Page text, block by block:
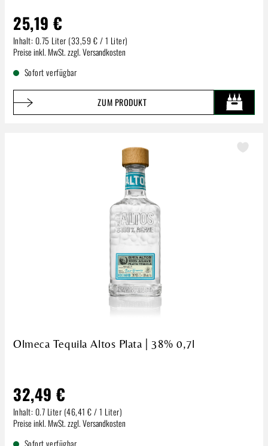
25,19 €
Inhalt: 0.75 Liter (33,59 € / 1 Liter)
Regulärer Preis:
Preise inkl. MwSt. zzgl. Versandkosten
Sofort verfügbar
ZUM PRODUKT
Olmeca Tequila Altos Plata | 38% 0,7l
32,49 €
Inhalt: 0.7 Liter (46,41 € / 1 Liter)
Regulärer Preis:
Preise inkl. MwSt. zzgl. Versandkosten
Sofort verfügbar